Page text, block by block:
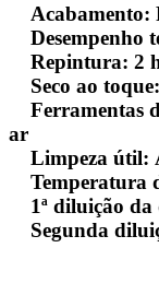
Acabamento:
Desempenho
Repintura: 2
Seco ao
Ferramentas
ar
Limpeza útil:
Temperatura
1ª diluição da
Segunda